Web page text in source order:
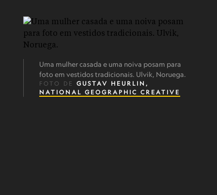
Uma mulher casada e uma noiva posam para
foto em vestidos tradicionais. Ulvik, Noruega.
FOTO DE GUSTAV HEURLIN,
NATIONAL GEOGRAPHIC CREATIVE